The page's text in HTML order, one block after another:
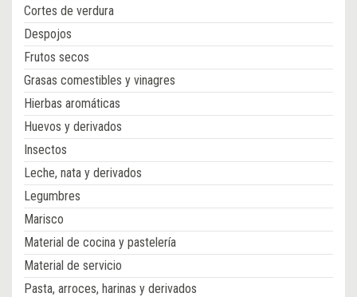
Cortes de verdura
Despojos
Frutos secos
Grasas comestibles y vinagres
Hierbas aromáticas
Huevos y derivados
Insectos
Leche, nata y derivados
Legumbres
Marisco
Material de cocina y pastelería
Material de servicio
Pasta, arroces, harinas y derivados